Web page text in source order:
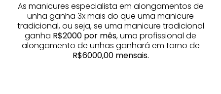
As manicures especialista em alongamentos de
unha ganha 3x mais do que uma manicure
tradicional, ou seja, se uma manicure tradicional
ganha R$2000 por mês, uma profissional de
alongamento de unhas ganhará em torno de
R$6000,00 mensais.